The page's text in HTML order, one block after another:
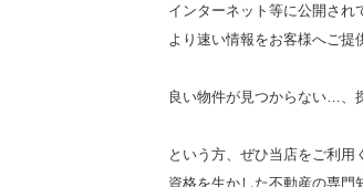
インターネット等に公開され
より速い情報をお客様へご提
良い物件が見つからない…、
という方、ぜひ当店をご利用
資格を生かした不動産の専門